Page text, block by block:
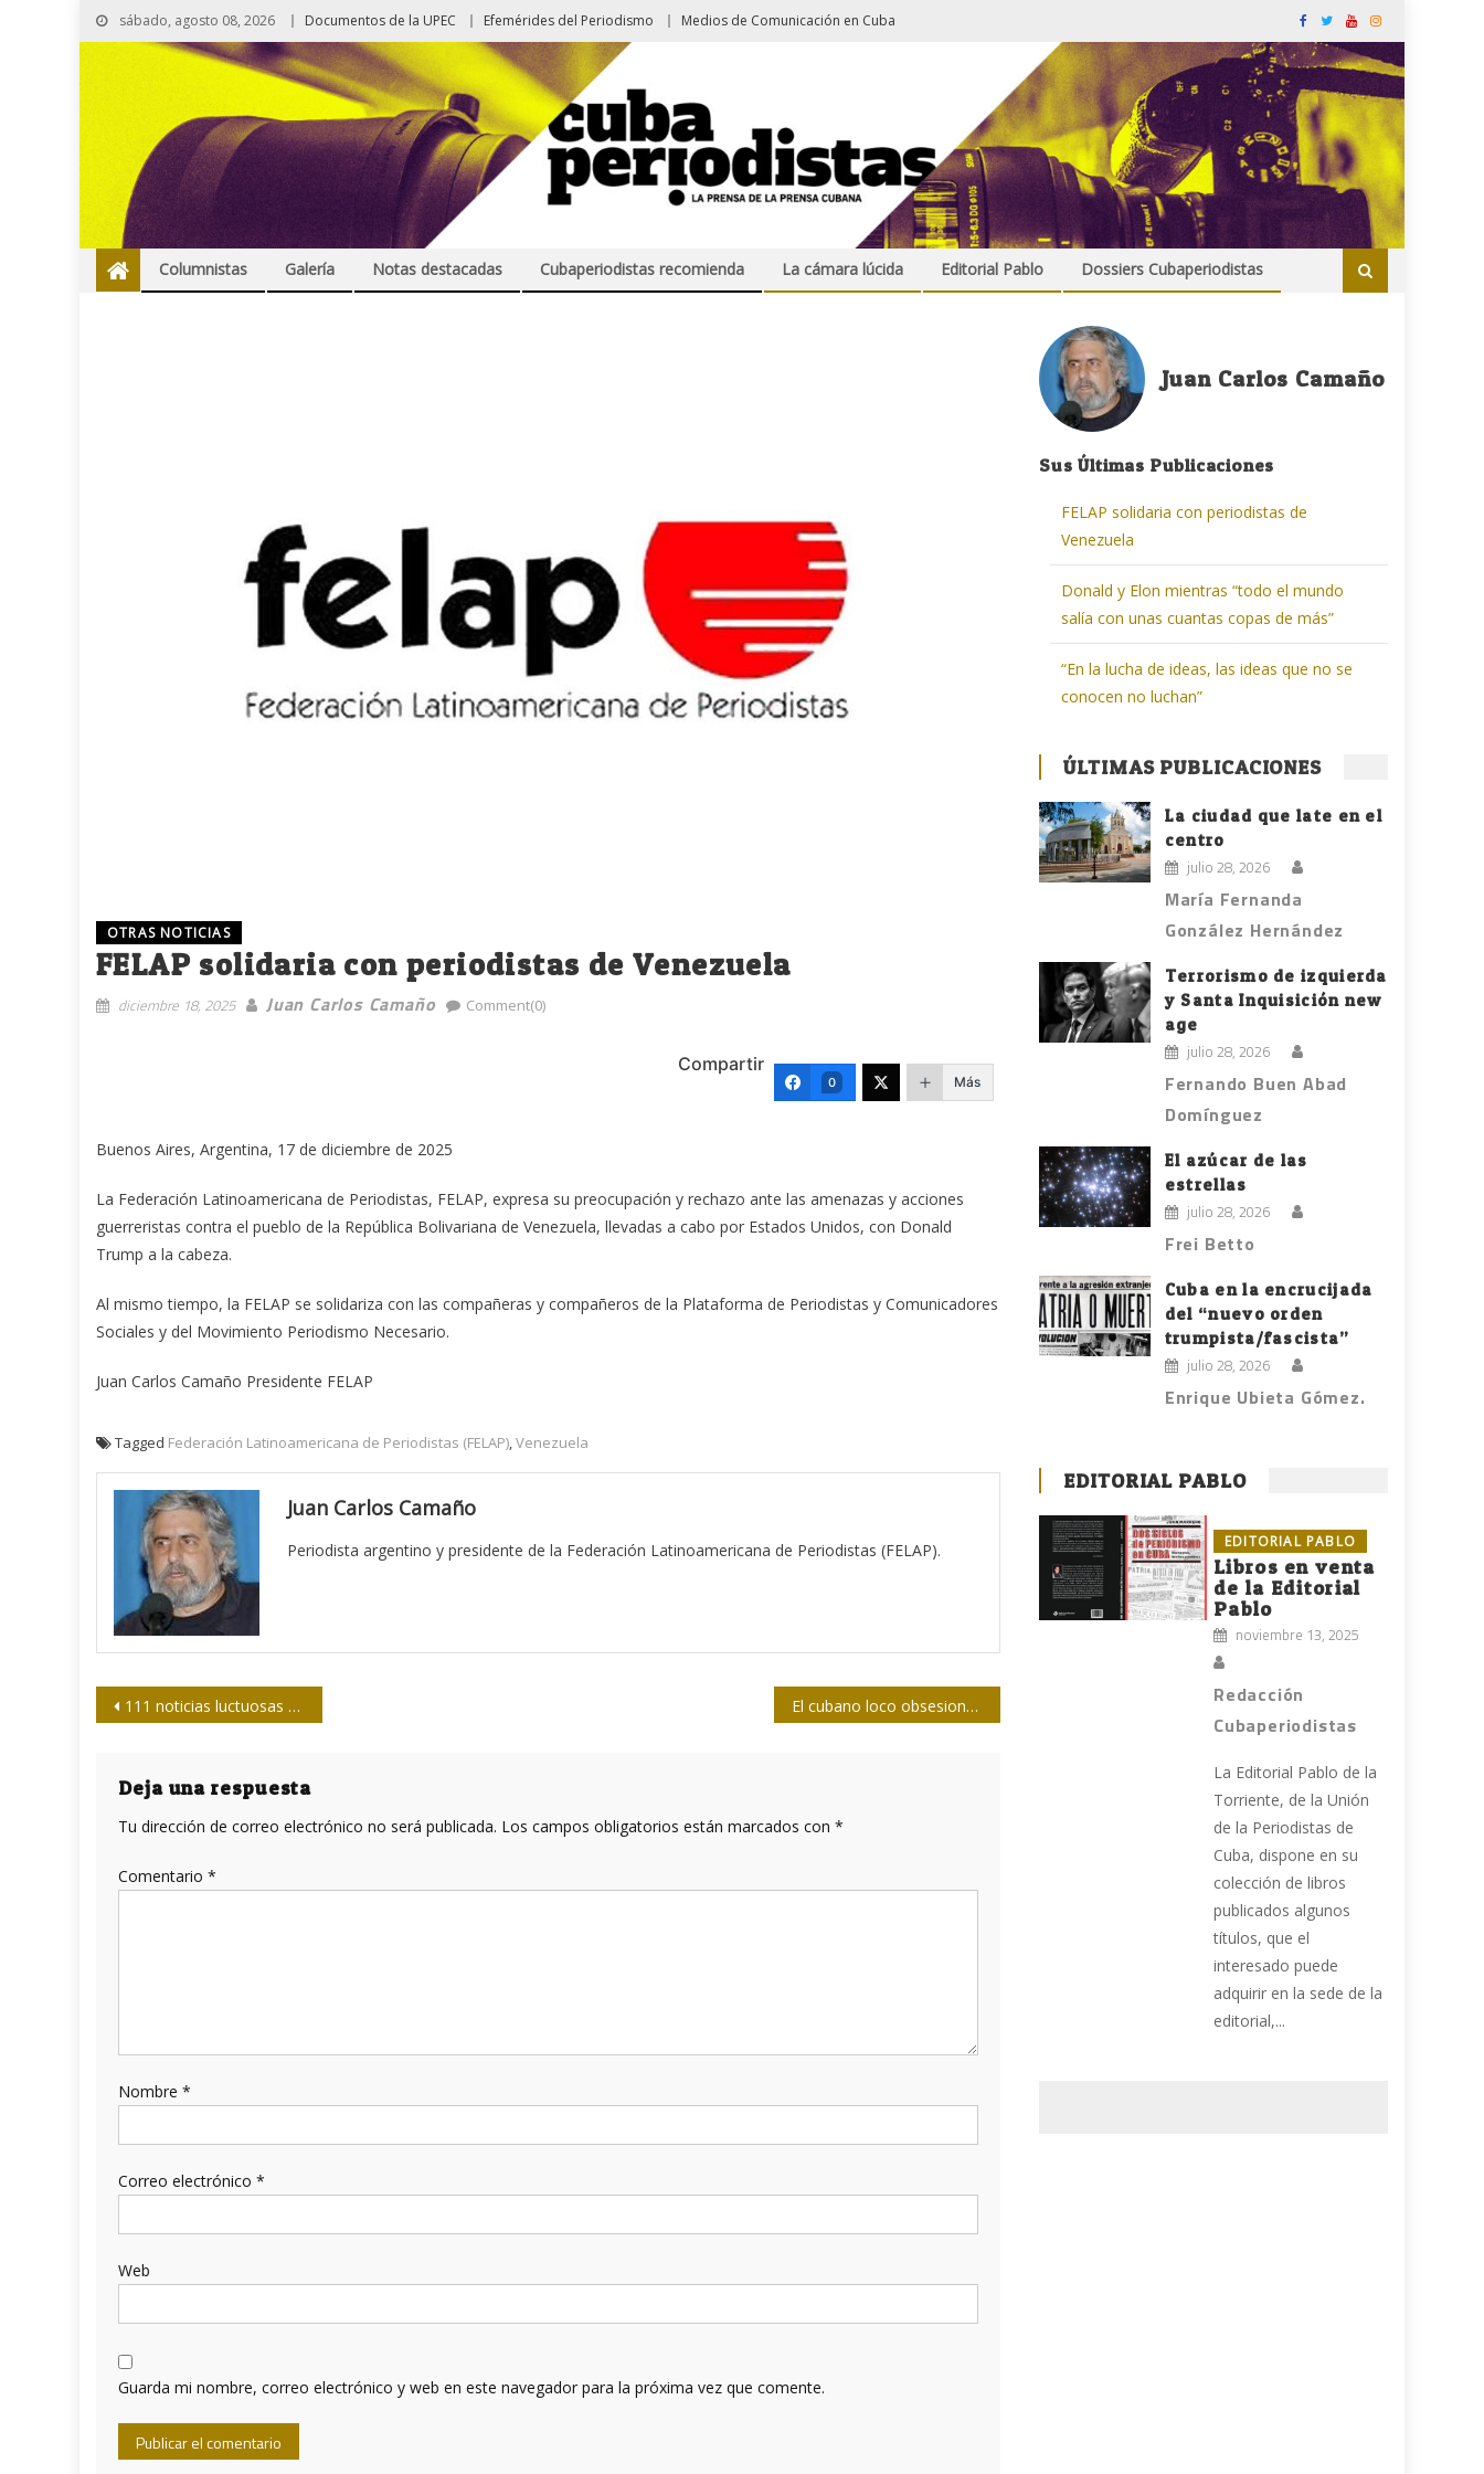
sábado, agosto 08, 2026 Documentos de la UPEC Efemérides del Periodismo Medios de Comunicación en Cuba
Columnistas Galería Notas destacadas Cubaperiodistas recomienda La cámara lúcida Editorial Pablo Dossiers Cubaperiodistas
OTRAS NOTICIAS
FELAP solidaria con periodistas de Venezuela
diciembre 18, 2025 Juan Carlos Camaño Comment(0)
Compartir
0 Más
Buenos Aires, Argentina, 17 de diciembre de 2025
La Federación Latinoamericana de Periodistas, FELAP, expresa su preocupación y rechazo ante las amenazas y acciones
guerreristas contra el pueblo de la República Bolivariana de Venezuela, llevadas a cabo por Estados Unidos, con Donald
Trump a la cabeza.
Al mismo tiempo, la FELAP se solidariza con las compañeras y compañeros de la Plataforma de Periodistas y Comunicadores
Sociales y del Movimiento Periodismo Necesario.
Juan Carlos Camaño Presidente FELAP
Tagged Federación Latinoamericana de Periodistas (FELAP),Venezuela
Juan Carlos Camaño
Periodista argentino y presidente de la Federación Latinoamericana de Periodistas (FELAP).
Navegación
entradas
111 noticias luctuosas para la prensa en 2025 El cubano loco obsesionado con México
Deja una respuesta
Tu dirección de correo electrónico no será publicada. Los campos obligatorios están marcados con *
Comentario *
Nombre *
Correo electrónico *
Web
Guarda mi nombre, correo electrónico y web en este navegador para la próxima vez que comente.
Juan Carlos Camaño
Sus Últimas Publicaciones
FELAP solidaria con periodistas de
Venezuela
Donald y Elon mientras “todo el mundo
salía con unas cuantas copas de más”
“En la lucha de ideas, las ideas que no se
conocen no luchan”
ÚLTIMAS PUBLICACIONES
La ciudad que late en el
centro
julio 28, 2026
María Fernanda
González Hernández
Terrorismo de izquierda
y Santa Inquisición new
age
julio 28, 2026
Fernando Buen Abad
Domínguez
El azúcar de las
estrellas
julio 28, 2026
Frei Betto
Cuba en la encrucijada
del “nuevo orden
trumpista/fascista”
julio 28, 2026
Enrique Ubieta Gómez.
EDITORIAL PABLO
EDITORIAL PABLO
Libros en venta
de la Editorial
Pablo
noviembre 13, 2025
Redacción
Cubaperiodistas
La Editorial Pablo de la
Torriente, de la Unión
de la Periodistas de
Cuba, dispone en su
colección de libros
publicados algunos
títulos, que el
interesado puede
adquirir en la sede de la
editorial,...